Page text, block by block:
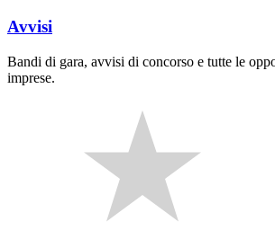
Avvisi
Bandi di gara, avvisi di concorso e tutte le
imprese.